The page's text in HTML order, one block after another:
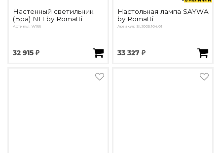
Настенный светильник
(Бра) NH by Romatti
Артикул: W166
32 915 ₽
Настольная лампа SAYWA
by Romatti
Артикул: SL1005.104.01
33 327 ₽